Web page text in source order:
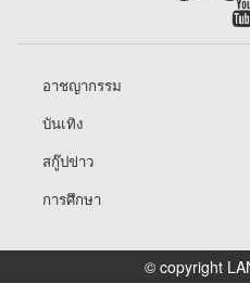
อาชญากรรม
บันเทิง
สกู๊ปข่าว
การศึกษา
© copyright